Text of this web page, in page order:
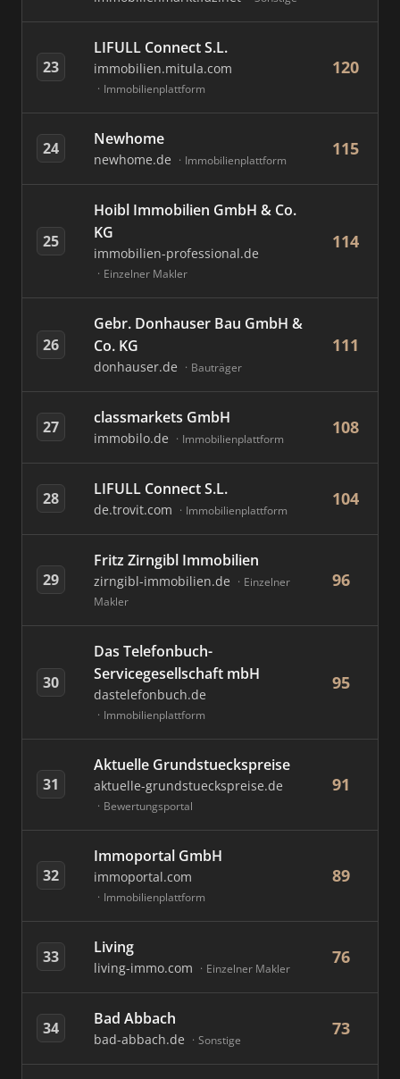
23
LIFULL Connect S.L.
immobilien.mitula.com
Immobilienplattform
120
24 Newhome
newhome.de Immobilienplattform
115
25
Hoibl Immobilien GmbH & Co.
KG
immobilien-professional.de
Einzelner Makler
114
26
Gebr. Donhauser Bau GmbH &
Co. KG
donhauser.de Bauträger
111
27 classmarkets GmbH
immobilo.de Immobilienplattform
108
28 LIFULL Connect S.L.
de.trovit.com Immobilienplattform
104
29
Fritz Zirngibl Immobilien
zirngibl-immobilien.de
Einzelner
Makler
96
30
Das Telefonbuch-
Servicegesellschaft mbH
dastelefonbuch.de
Immobilienplattform
95
31
Aktuelle Grundstueckspreise
aktuelle-grundstueckspreise.de
Bewertungsportal
91
32
Immoportal GmbH
immoportal.com
Immobilienplattform
89
33 Living
living-immo.com Einzelner Makler
76
34 Bad Abbach
bad-abbach.de Sonstige
73